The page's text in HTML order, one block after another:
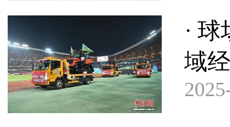
·
域